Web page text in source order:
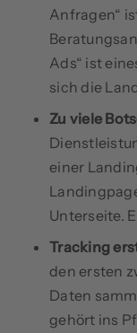
Anfragen“
Ads“ ist
sich die
Zu viele
einer
Unterseite.
Tracking
den ersten
Daten
gehört ins